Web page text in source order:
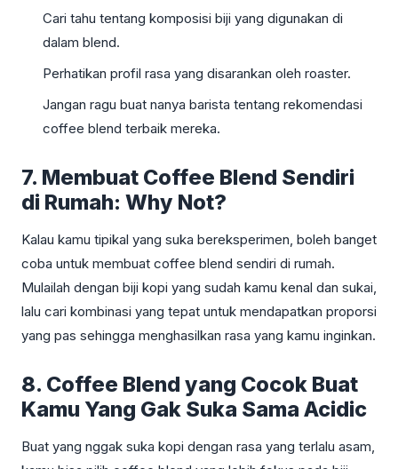
Cari tahu tentang komposisi biji yang digunakan di
dalam blend.
Perhatikan profil rasa yang disarankan oleh roaster.
Jangan ragu buat nanya barista tentang rekomendasi
coffee blend terbaik mereka.
7. Membuat Coffee Blend Sendiri
di Rumah: Why Not?
Kalau kamu tipikal yang suka bereksperimen, boleh banget
coba untuk membuat coffee blend sendiri di rumah.
Mulailah dengan biji kopi yang sudah kamu kenal dan sukai,
lalu cari kombinasi yang tepat untuk mendapatkan proporsi
yang pas sehingga menghasilkan rasa yang kamu inginkan.
8. Coffee Blend yang Cocok Buat
Kamu Yang Gak Suka Sama Acidic
Buat yang nggak suka kopi dengan rasa yang terlalu asam,